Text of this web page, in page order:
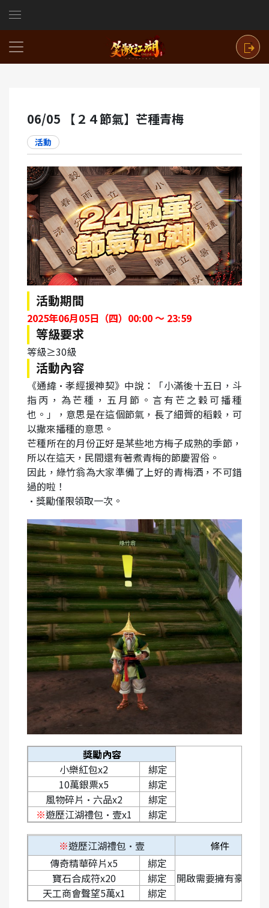
06/05 【２４節氣】芒種青梅
活動
活動期間
2025年06月05日（四）00:00 ～ 23:59
等級要求
等級≥30級
活動內容
《通緯·孝經援神契》中說：「小滿後十五日，斗
指丙，為芒種，五月節。言有芒之穀可播種
也。」，意思是在這個節氣，長了細薺的稻穀，可
以撒來播種的意思。
芒種所在的月份正好是某些地方梅子成熟的季節，
所以在這天，民間還有著煮青梅的節慶習俗。
因此，綠竹翁為大家準備了上好的青梅酒，不可錯
過的啦！
·獎勵僅限領取一次。
獎勵內容
小樂紅包x2
綁定
10萬銀票x5
綁定
風物碎片·六品x2
綁定
※遊歷江湖禮包·壹x1 綁定
※遊歷江湖禮包·壹
條件
傳奇精華碎片x5
綁定
開啟需要擁有豪俠令
寶石合成符x20
綁定
天工商會聲望5萬x1
綁定